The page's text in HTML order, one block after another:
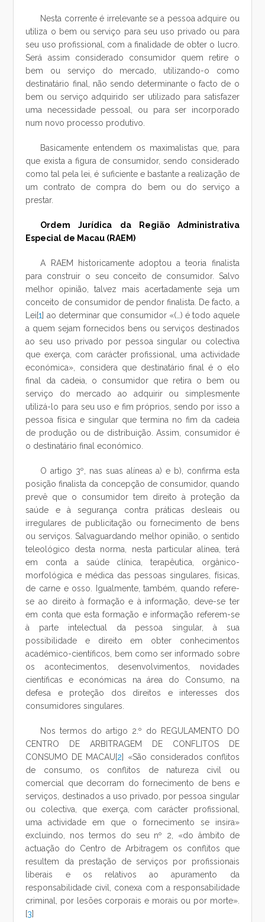
Nesta corrente é irrelevante se a pessoa adquire ou
utiliza o bem ou serviço para seu uso privado ou para
seu uso profissional, com a finalidade de obter o lucro.
Será assim considerado consumidor quem retire o
bem ou serviço do mercado, utilizando-o como
destinatário final, não sendo determinante o facto de o
bem ou serviço adquirido ser utilizado para satisfazer
uma necessidade pessoal, ou para ser incorporado
num novo processo produtivo.
Basicamente entendem os maximalistas que, para
que exista a figura de consumidor, sendo considerado
como tal pela lei, é suficiente e bastante a realização de
um contrato de compra do bem ou do serviço a
prestar.
Ordem Jurídica da Região Administrativa
Especial de Macau (RAEM)
A RAEM historicamente adoptou a teoria finalista
para construir o seu conceito de consumidor. Salvo
melhor opinião, talvez mais acertadamente seja um
conceito de consumidor de pendor finalista. De facto, a
Lei[1] ao determinar que consumidor «(…) é todo aquele
a quem sejam fornecidos bens ou serviços destinados
ao seu uso privado por pessoa singular ou colectiva
que exerça, com carácter profissional, uma actividade
económica», considera que destinatário final é o elo
final da cadeia, o consumidor que retira o bem ou
serviço do mercado ao adquirir ou simplesmente
utilizá-lo para seu uso e fim próprios, sendo por isso a
pessoa física e singular que termina no fim da cadeia
de produção ou de distribuição. Assim, consumidor é
o destinatário final económico.
O artigo 3º, nas suas alíneas a) e b), confirma esta
posição finalista da concepção de consumidor, quando
prevê que o consumidor tem direito à proteção da
saúde e à segurança contra práticas desleais ou
irregulares de publicitação ou fornecimento de bens
ou serviços. Salvaguardando melhor opinião, o sentido
teleológico desta norma, nesta particular alínea, terá
em conta a saúde clínica, terapêutica, orgânico-
morfológica e médica das pessoas singulares, físicas,
de carne e osso. Igualmente, também, quando refere-
se ao direito à formação e à informação, deve-se ter
em conta que esta formação e informação referem-se
à parte intelectual da pessoa singular, à sua
possibilidade e direito em obter conhecimentos
académico-científicos, bem como ser informado sobre
os acontecimentos, desenvolvimentos, novidades
científicas e económicas na área do Consumo, na
defesa e proteção dos direitos e interesses dos
consumidores singulares.
Nos termos do artigo 2.º do REGULAMENTO DO
CENTRO DE ARBITRAGEM DE CONFLITOS DE
CONSUMO DE MACAU[2] «São considerados conflitos
de consumo, os conflitos de natureza civil ou
comercial que decorram do fornecimento de bens e
serviços, destinados a uso privado, por pessoa singular
ou colectiva, que exerça, com carácter profissional,
uma actividade em que o fornecimento se insira»
excluindo, nos termos do seu nº 2, «do âmbito de
actuação do Centro de Arbitragem os conflitos que
resultem da prestação de serviços por profissionais
liberais e os relativos ao apuramento da
responsabilidade civil, conexa com a responsabilidade
criminal, por lesões corporais e morais ou por morte».
[3]